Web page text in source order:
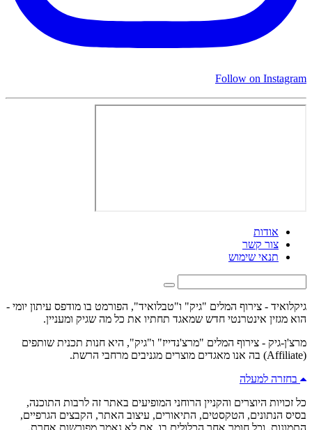
Follow on Instagram
אודות
צור קשר
תנאי שימוש
גיקלואיד - צירוף המלים "גיק" ו"טבלואיד", הפורמט בו מודפס עיתון יומי -
הוא מגזין אינטרנטי חדש שמאגד תחתיו את כל מה שגיק ומעניין.
מרצ'ן-גיק - צירוף המלים "מרצ'נדייז" ו"גיק", היא חנות תכנית שותפים
(Affiliate) בה אנו מאגדים מוצרים מגניבים מרחבי הרשת.
בחזרה למעלה
כל זכויות היוצרים והקניין הרוחני המופיעים באתר זה לרבות התוכנה,
בסיס הנתונים, הטקסטים, התיאורים, עיצוב האתר, הקבצים הגרפיים,
התמונות, וכל חומר אחר הכלולים בו, אם לא נאמר מפורשות אחרת,